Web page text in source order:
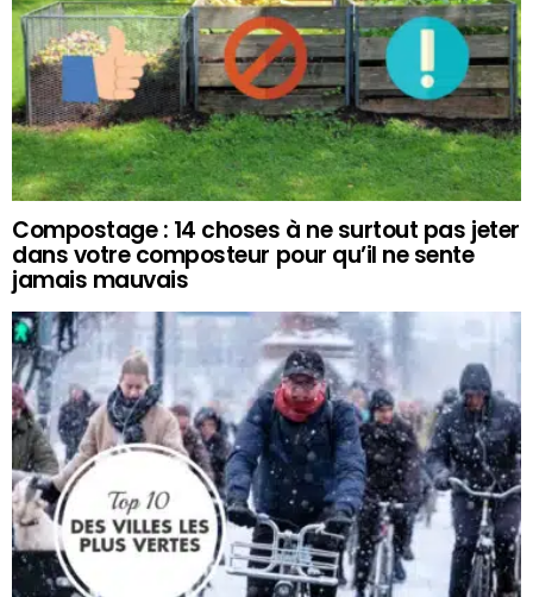
Compostage : 14 choses à ne surtout pas jeter
dans votre composteur pour qu’il ne sente
jamais mauvais